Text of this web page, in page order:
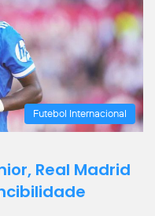
Futebol Internacional
Real Madrid